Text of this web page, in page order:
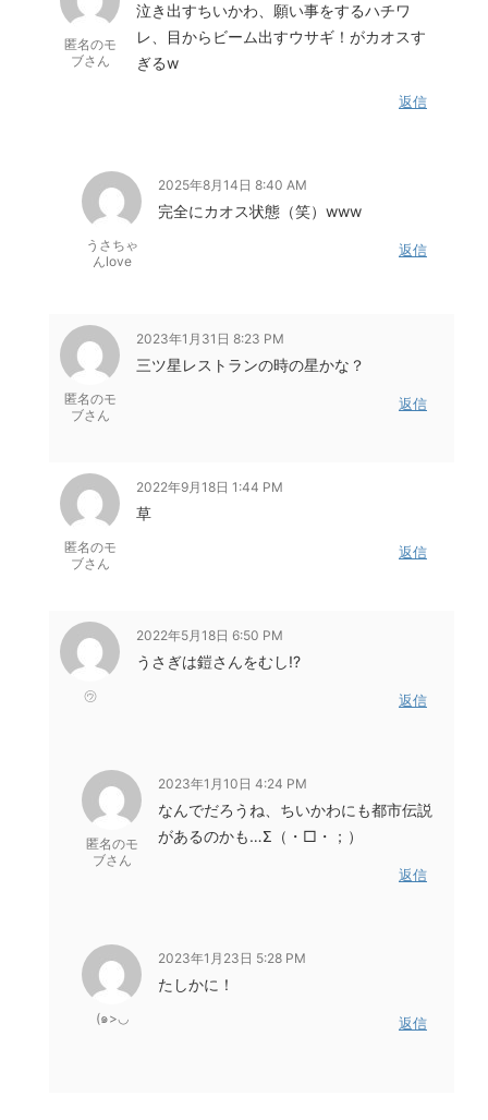
匿名のモ
ブさん
泣き出すちいかわ、願い事をするハチワ
レ、目からビーム出すウサギ！がカオスす
ぎるw
返信
うさちゃ
んlove
2025年8月14日 8:40 AM
完全にカオス状態（笑）www
返信
匿名のモ
ブさん
2023年1月31日 8:23 PM
三ツ星レストランの時の星かな？
返信
匿名のモ
ブさん
2022年9月18日 1:44 PM
草
返信
㋒
2022年5月18日 6:50 PM
うさぎは鎧さんをむし!?
返信
匿名のモ
ブさん
2023年1月10日 4:24 PM
なんでだろうね、ちいかわにも都市伝説
があるのかも…Σ（・□・；）
返信
(๑>◡
2023年1月23日 5:28 PM
たしかに！
返信